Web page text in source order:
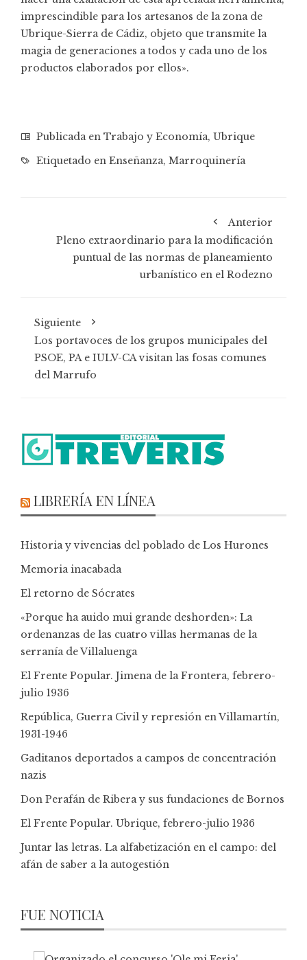
imprescindible para los artesanos de la zona de
Ubrique-Sierra de Cádiz, objeto que transmite la
magia de generaciones a todos y cada uno de los
productos elaborados por ellos».
Publicada en Trabajo y Economía, Ubrique
Etiquetado en Enseñanza, Marroquinería
Anterior
Pleno extraordinario para la modificación
puntual de las normas de planeamiento
urbanístico en el Rodezno
Siguiente
Los portavoces de los grupos municipales del
PSOE, PA e IULV-CA visitan las fosas comunes
del Marrufo
LIBRERÍA EN LÍNEA
Historia y vivencias del poblado de Los Hurones
Memoria inacabada
El retorno de Sócrates
«Porque ha auido mui grande deshorden»: La
ordenanzas de las cuatro villas hermanas de la
serranía de Villaluenga
El Frente Popular. Jimena de la Frontera, febrero-
julio 1936
República, Guerra Civil y represión en Villamartín,
1931-1946
Gaditanos deportados a campos de concentración
nazis
Don Perafán de Ribera y sus fundaciones de Bornos
El Frente Popular. Ubrique, febrero-julio 1936
Juntar las letras. La alfabetización en el campo: del
afán de saber a la autogestión
FUE NOTICIA